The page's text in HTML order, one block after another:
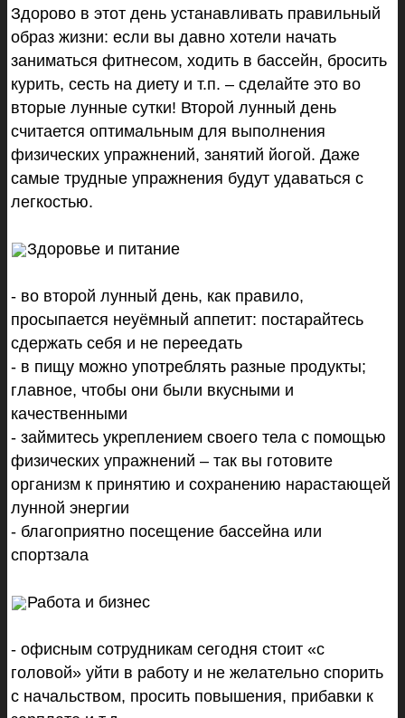
Здорово в этот день устанавливать правильный
образ жизни: если вы давно хотели начать
заниматься фитнесом, ходить в бассейн, бросить
курить, сесть на диету и т.п. – сделайте это во
вторые лунные сутки! Второй лунный день
считается оптимальным для выполнения
физических упражнений, занятий йогой. Даже
самые трудные упражнения будут удаваться с
легкостью.
Здоровье и питание
- во второй лунный день, как правило,
просыпается неуёмный аппетит: постарайтесь
сдержать себя и не переедать
- в пищу можно употреблять разные продукты;
главное, чтобы они были вкусными и
качественными
- займитесь укреплением своего тела с помощью
физических упражнений – так вы готовите
организм к принятию и сохранению нарастающей
лунной энергии
- благоприятно посещение бассейна или
спортзала
Работа и бизнес
- офисным сотрудникам сегодня стоит «с
головой» уйти в работу и не желательно спорить
с начальством, просить повышения, прибавки к